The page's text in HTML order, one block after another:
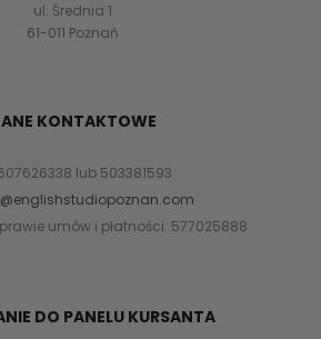
ul. Średnia 1
61-011 Poznań
KONTAKTOWE
lub 503381593
umów i płatności: 577025888
DO PANELU KURSANTA